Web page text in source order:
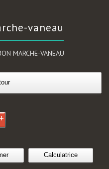
vaneau
MARCHE-VANEAU
Calculatrice